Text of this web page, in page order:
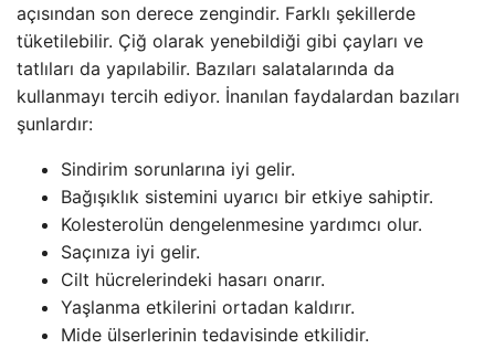
açısından son derece zengindir. Farklı şekillerde
tüketilebilir. Çiğ olarak yenebildiği gibi çayları ve
tatlıları da yapılabilir. Bazıları salatalarında da
kullanmayı tercih ediyor. İnanılan faydalardan bazıları
şunlardır:
Sindirim sorunlarına iyi gelir.
Bağışıklık sistemini uyarıcı bir etkiye sahiptir.
Kolesterolün dengelenmesine yardımcı olur.
Saçınıza iyi gelir.
Cilt hücrelerindeki hasarı onarır.
Yaşlanma etkilerini ortadan kaldırır.
Mide ülserlerinin tedavisinde etkilidir.